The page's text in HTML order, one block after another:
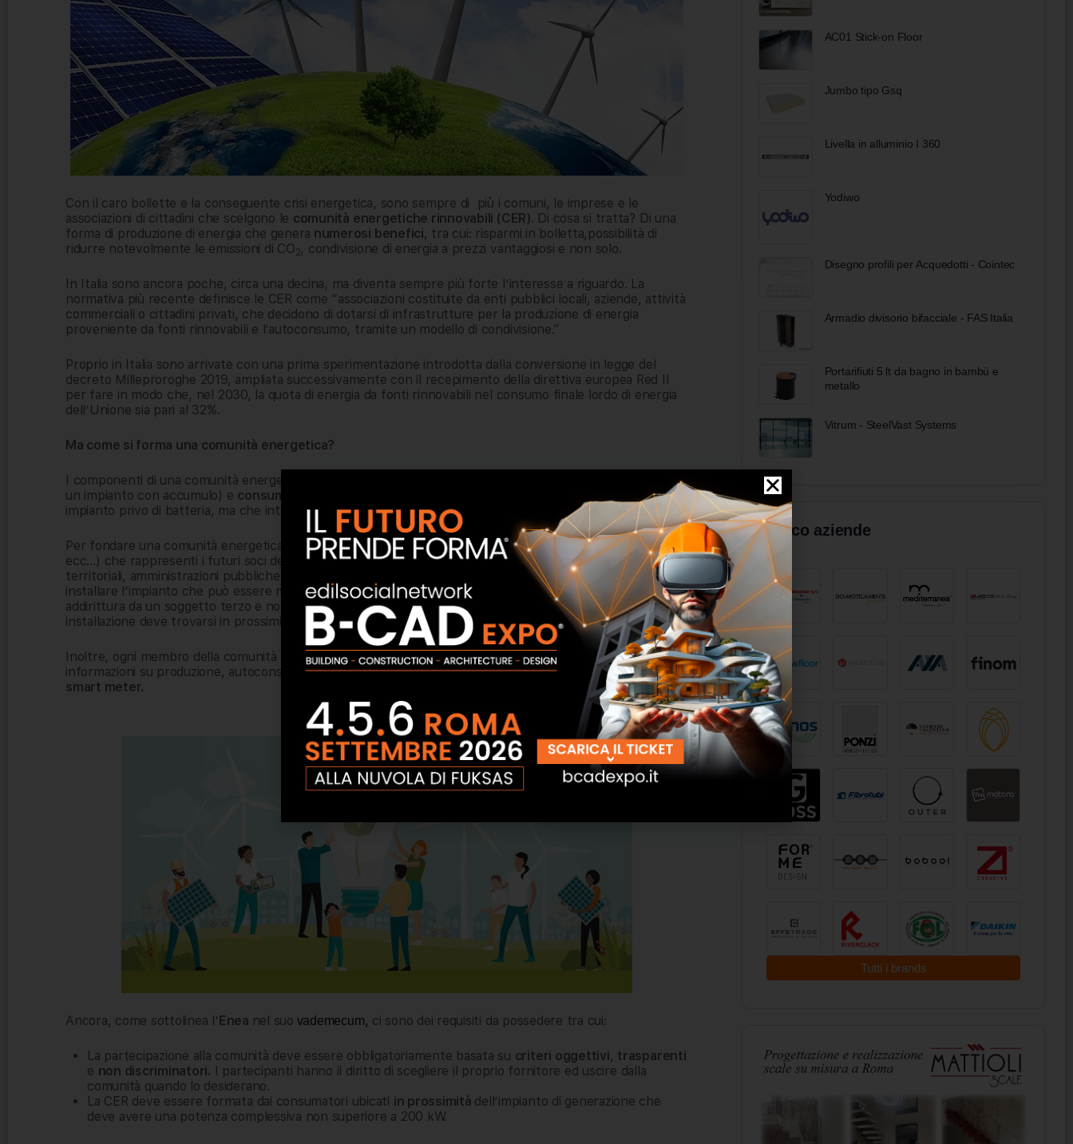
Con il caro bollette e la conseguente crisi energetica, sono sempre di più i comuni, le imprese e le
associazioni di cittadini che scelgono le comunità energetiche rinnovabili (CER). Di cosa si tratta? Di una
forma di produzione di energia che genera numerosi benefici, tra cui: risparmi in bolletta,possibilità di
ridurre notevolmente le emissioni di CO2, condivisione di energia a prezzi vantaggiosi e non solo.
In Italia sono ancora poche, circa una decina, ma diventa sempre più forte l’interesse a riguardo. La
normativa più recente definisce le CER come “associazioni costituite da enti pubblici locali, aziende, attività
commerciali o cittadini privati, che decidono di dotarsi di infrastrutture per la produzione di energia
proveniente da fonti rinnovabili e l’autoconsumo, tramite un modello di condivisione.”
Proprio in Italia sono arrivate con una prima sperimentazione introdotta dalla conversione in legge del
decreto Milleproroghe 2019, ampliata successivamente con il recepimento della direttiva europea Red II
per fare in modo che, nel 2030, la quota di energia da fonti rinnovabili nel consumo finale lordo di energia
dell’Unione sia pari al 32%.
Ma come si forma una comunità energetica?
I componenti di una comunità energetica si possono suddividere in:
(coloro che hanno installato
un impianto con accumulo) e consumer
(coloro che non hanno un sistema di produzione di energia, né un
impianto privo di batteria, ma che intendono partecipare ai vantaggi della formula comunitaria).
Per fondare una comunità energetica, è necessario creare un soggetto giuridico (associazione,cooperativa,
ecc…) che rappresenti i futuri soci della comunità (persone fisiche, piccole o medie imprese, enti
territoriali, amministrazioni pubbliche locali). Successivamente si deve individuare l’area specificia dove
installare l’impianto che può essere messo a disposizione da uno o più dei membri partecipanti, se non
addirittura da un soggetto terzo e non deve essere necessariamente di proprietà della comunità. L’area di
installazione deve trovarsi in prossimità dei consumatori stessi.
Inoltre, ogni membro della comunità deve installare un contatore intelligente che rileva in tempo reale le
informazioni su produzione, autoconsumo, cessione e prelievo dalla rete dell’energia, che prende il nome di
smart meter.
Ancora, come sottolinea l’Enea nel suo vademecum, ci sono dei requisiti da possedere tra cui:
La partecipazione alla comunità deve essere obbligatoriamente basata su criteri oggettivi, trasparenti
e non discriminatori. I partecipanti hanno il diritto di scegliere il proprio fornitore ed uscire dalla
comunità quando lo desiderano.
La CER deve essere formata dai consumatori ubicati in prossimità dell’impianto di generazione che
deve avere una potenza complessiva non superiore a 200 kW.
AC01 Stick-on Floor
Jumbo tipo Gsq
Livella in alluminio I 360
Yodiwo
Disegno profili per Acquedotti - Cointec
Armadio divisorio bifacciale - FAS Italia
Portarifiuti 5 lt da bagno in bambù e
metallo
Vitrum - SteelVast Systems
Elenco aziende
Tutti i brands